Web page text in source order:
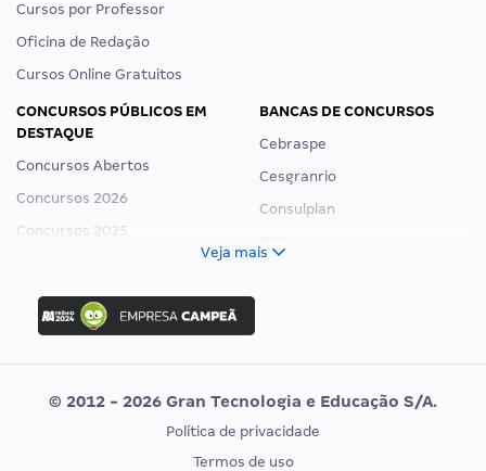
Cursos por Professor
Oficina de Redação
Cursos Online Gratuitos
CONCURSOS PÚBLICOS EM
DESTAQUE
Concursos Abertos
Concursos 2026
Concursos 2025
Concurso Ibama
Concurso MPU
Editais publicados
BANCAS DE CONCURSOS
Cebraspe
Cesgranrio
Consulplan
Vunesp
CONCURSOS POR PROFISSÃO
EXAME DE ORDEM
Veja mais
© 2012 - 2026 Gran Tecnologia e Educação S/A.
Política de privacidade
Termos de uso